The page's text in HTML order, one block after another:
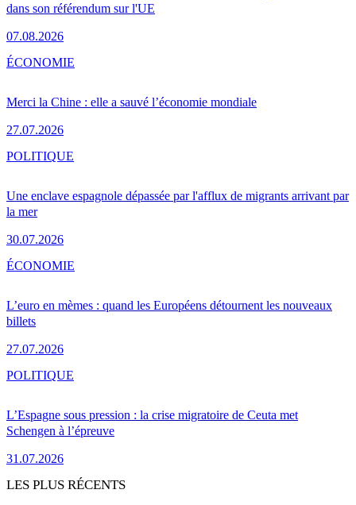
dans son référendum sur l'UE
07.08.2026
Merci la Chine : elle a sauvé l’économie mondiale
27.07.2026
ÉCONOMIE
Une enclave espagnole dépassée par l'afflux de migrants arrivant par
la mer
30.07.2026
POLITIQUE
L’euro en mèmes : quand les Européens détournent les nouveaux
billets
27.07.2026
ÉCONOMIE
L’Espagne sous pression : la crise migratoire de Ceuta met
Schengen à l’épreuve
31.07.2026
POLITIQUE
LES PLUS RÉCENTS